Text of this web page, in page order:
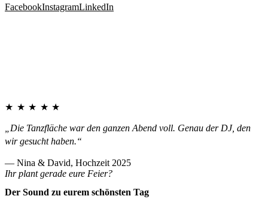
FacebookInstagramLinkedIn
★★★★★
„Die Tanzfläche war den ganzen Abend voll. Genau der DJ, den
wir gesucht haben.“
— Nina & David, Hochzeit 2025
Ihr plant gerade eure Feier?
Der Sound zu eurem schönsten Tag